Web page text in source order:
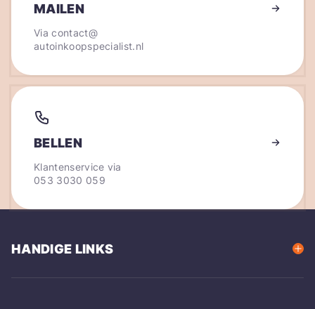
MAILEN
Viacontact@
autoinkoopspecialist.nl
BELLEN
Klantenservice via
053 3030 059
HANDIGE LINKS